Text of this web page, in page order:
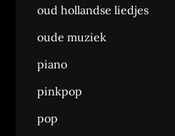
oud hollandse liedjes
oude muziek
piano
pinkpop
pop